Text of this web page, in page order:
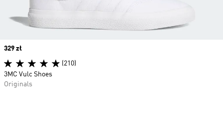
Price
329 zł
(210)
3MC Vulc Shoes
Originals